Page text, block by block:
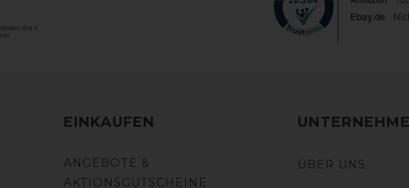
EINKAUFEN
ANGEBOTE &
AKTIONSGUTSCHEINE
ÜBER UNS